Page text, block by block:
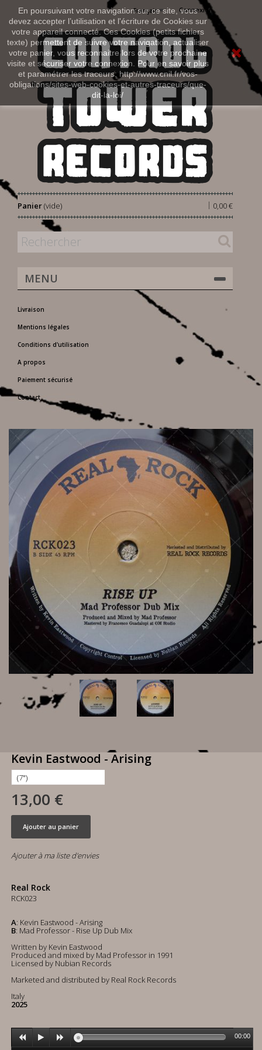
En poursuivant votre navigation sur ce site, vous
devez accepter l’utilisation et l'écriture de Cookies sur
votre appareil connecté. Ces Cookies (petits fichiers
texte) permettent de suivre votre navigation, actualiser
votre panier, vous reconnaitre lors de votre prochaine
visite et sécuriser votre connexion. Pour en savoir plus
et paramétrer les traceurs: http://www.cnil.fr/vos-
obligations/sites-web-cookies-et-autres-traceurs/que-
dit-la-loi/
Connexion
Français
Panier 0,00 €
|
(vide)
MENU
Livraison
Mentions légales
Conditions d'utilisation
A propos
Paiement sécurisé
Contact
Kevin Eastwood - Arising
13,00 €
Ajouter au panier
Ajouter à ma liste d'envies
Real Rock
RCK023
A: Kevin Eastwood - Arising
B: Mad Professor - Rise Up Dub Mix
Written by Kevin Eastwood
Produced and mixed by Mad Professor in 1991
Licensed by Nubian Records
Marketed and distributed by Real Rock Records
Italy
2025
00:00